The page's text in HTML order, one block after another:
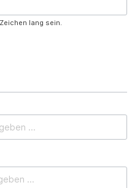
lang sein.